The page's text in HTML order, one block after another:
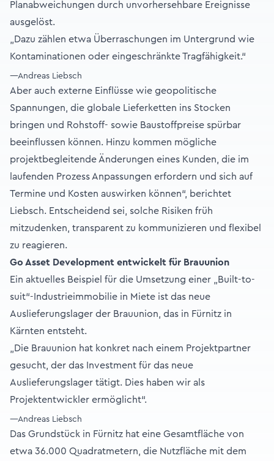
Planabweichungen durch unvorhersehbare Ereignisse
ausgelöst.
„Dazu zählen etwa Überraschungen im Untergrund wie
Kontaminationen oder eingeschränkte Tragfähigkeit.“
—Andreas Liebsch
Aber auch externe Einflüsse wie geopolitische
Spannungen, die globale Lieferketten ins Stocken
bringen und Rohstoff- sowie Baustoffpreise spürbar
beeinflussen können. Hinzu kommen mögliche
projektbegleitende Änderungen eines Kunden, die im
laufenden Prozess Anpassungen erfordern und sich auf
Termine und Kosten auswirken können“, berichtet
Liebsch. Entscheidend sei, solche Risiken früh
mitzudenken, transparent zu kommunizieren und flexibel
zu reagieren.
Go Asset Development entwickelt für Brauunion
Ein aktuelles Beispiel für die Umsetzung einer „Built-to-
suit“-Industrieimmobilie in Miete ist das neue
Auslieferungslager der Brauunion, das in Fürnitz in
Kärnten entsteht.
„Die Brauunion hat konkret nach einem Projektpartner
gesucht, der das Investment für das neue
Auslieferungslager tätigt. Dies haben wir als
Projektentwickler ermöglicht“.
—Andreas Liebsch
Das Grundstück in Fürnitz hat eine Gesamtfläche von
etwa 36.000 Quadratmetern, die Nutzfläche mit dem